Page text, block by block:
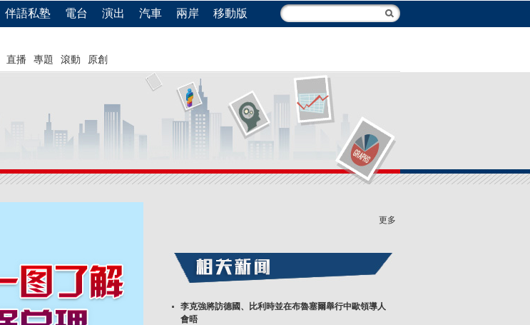
伴語私塾 電台 演出 汽車 兩岸 移動版
直播 專題 滾動 原創
更多
李克強將訪德國、比利時並在布魯塞爾舉行中歐領導人
會晤